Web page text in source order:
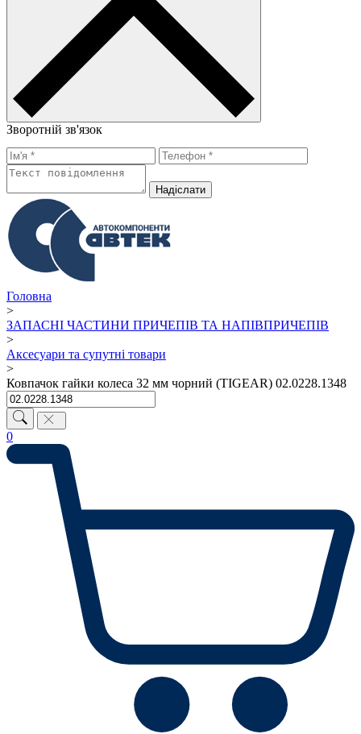
Зворотній зв'язок
Надiслати
Головна
>
ЗАПАСНІ ЧАСТИНИ ПРИЧЕПІВ ТА НАПІВПРИЧЕПІВ
>
Аксесуари та супутні товари
>
Ковпачок гайки колеса 32 мм чорний (TIGEAR) 02.0228.1348
0